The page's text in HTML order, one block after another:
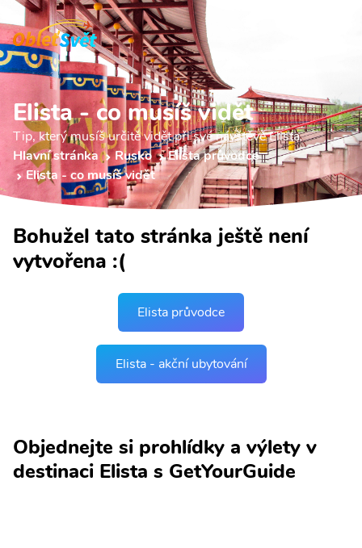
Elista - co musíš vidět
Tip, který musíš určitě vidět při své návštěvě Elista.
Hlavní stránka
Rusko
Elista průvodce
Elista - co musíš vidět
Bohužel tato stránka ještě není
vytvořena :(
Elista průvodce
Elista - akční ubytování
Objednejte si prohlídky a výlety v
destinaci Elista s GetYourGuide